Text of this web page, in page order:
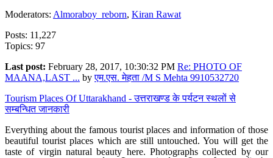
Moderators: Almoraboy_reborn, Kiran Rawat
Posts: 11,227
Topics: 97
Last post: February 28, 2017, 10:30:32 PM Re: PHOTO OF
MAANA,LAST ... byएम.एस. मेहता /M S Mehta 9910532720
Tourism Places Of Uttarakhand - उत्तराखण्ड के पर्यटन स्थलों से
सम्बन्धित जानकारी
Everything about the famous tourist places and information of those
beautiful tourist places which are still untouched. You will get the
taste of virgin natural beauty here. Photographs collected by our